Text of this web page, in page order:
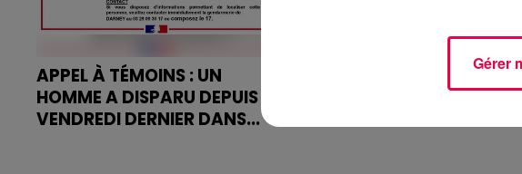
APPEL À TÉMOINS : UN
HOMME A DISPARU DEPUIS
VENDREDI DERNIER DANS...
ÉPINAL : IL DIRIGEAIT UN
VASTE RÉSEAU DE
Gérer